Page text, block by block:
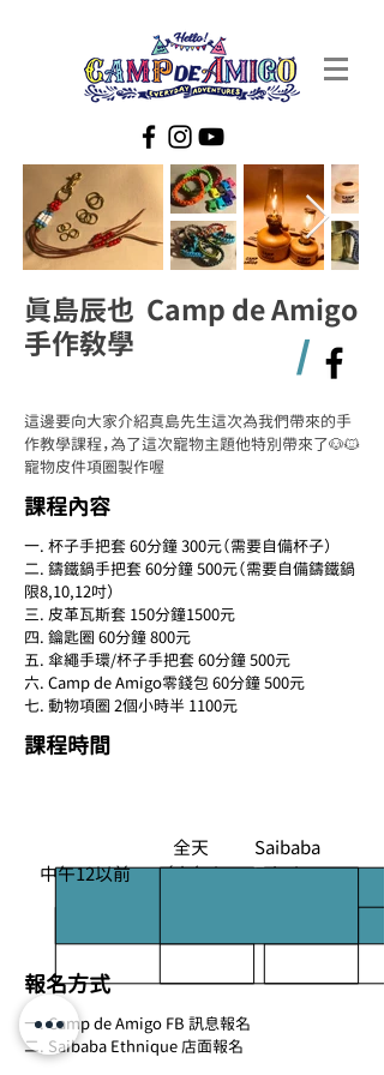
/
真島辰也 Camp de Amigo
手作教學
這邊要向大家介紹真島先生這次為我們帶來的手
作教學課程，為了這次寵物主題他特別帶來了🐶🐱
寵物皮件項圈製作喔
課程內容
一. 杯子手把套 60分鐘 300元（需要自備杯子）
二. 鑄鐵鍋手把套 60分鐘 500元（需要自備鑄鐵鍋
限8,10,12吋）
三. 皮革瓦斯套 150分鐘1500元
四. 鑰匙圈 60分鐘 800元
五. 傘繩手環/杯子手把套 60分鐘 500元
六. Camp de Amigo零錢包 60分鐘 500元
七. 動物項圈 2個小時半 1100元
課程時間
Saibaba
Ethnique
全天
（上午/
中午12以前
報名方式
一. Camp de Amigo FB 訊息報名
二. Saibaba Ethnique 店面報名